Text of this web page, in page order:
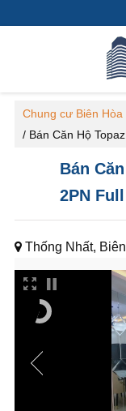
Chung cư Biên Hòa
/ Bán Căn Hộ
Bán
2PN
Thống Nhất,